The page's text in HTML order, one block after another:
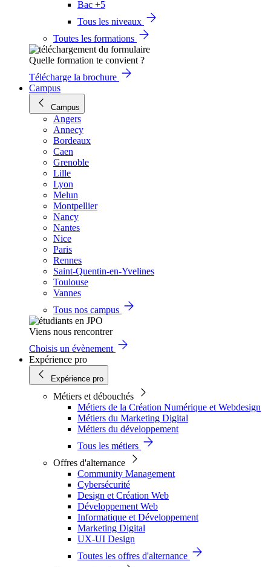
Bac +5
Tous les niveaux
Toutes les formations
Quelle formation te convient ?
Télécharge la brochure
Campus
Campus
Angers
Annecy
Bordeaux
Caen
Grenoble
Lille
Lyon
Melun
Montpellier
Nancy
Nantes
Nice
Paris
Rennes
Saint-Quentin-en-Yvelines
Toulouse
Vannes
Tous nos campus
Viens nous rencontrer
Choisis un évènement
Expérience pro
Expérience pro
Métiers et débouchés
Métiers de la Création Numérique et Webdesign
Métiers du Marketing Digital
Métiers du développement
Tous les métiers
Offres d'alternance
Community Management
Cybersécurité
Design et Création Web
Développement Web
Informatique et Développement
Marketing Digital
UX-UI Design
Toutes les offres d'alternance